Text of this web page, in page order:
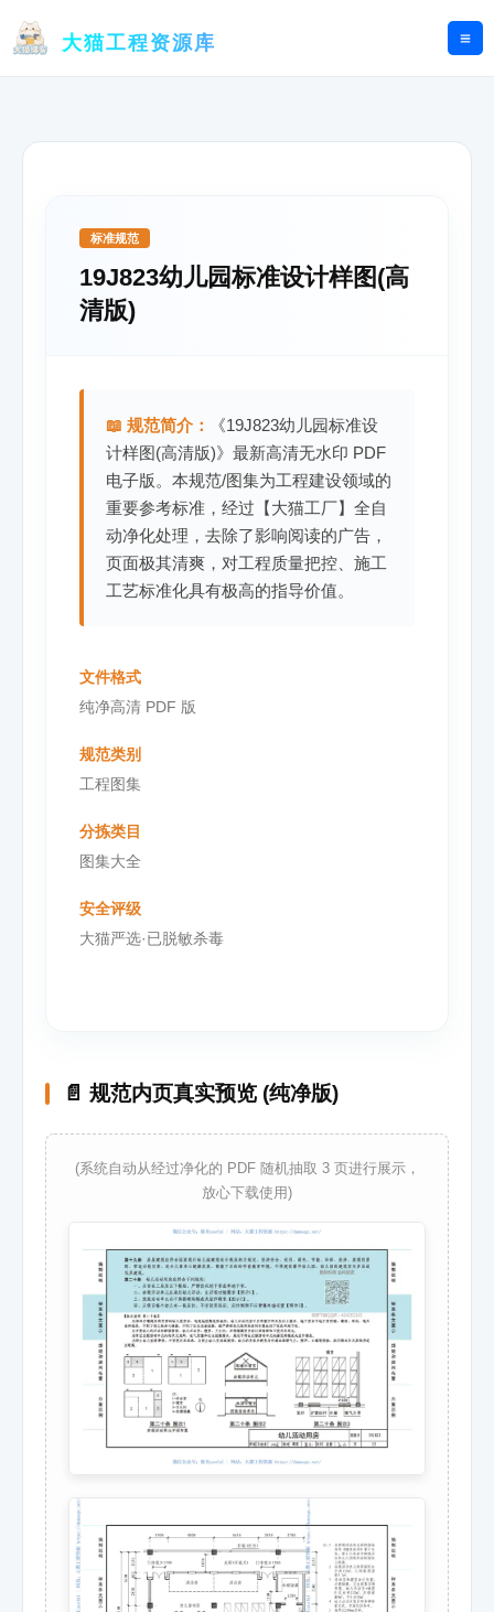
大猫工程资源库
标准规范
19J823幼儿园标准设计样图(高
清版)
📖 规范简介：
《19J823幼儿园标准设
计样图(高清版)》最新高清无水印 PDF
电子版。本规范/图集为工程建设领域的
重要参考标准，经过【大猫工厂】全自
动净化处理，去除了影响阅读的广告，
页面极其清爽，对工程质量把控、施工
工艺标准化具有极高的指导价值。
文件格式
纯净高清 PDF 版
规范类别
工程图集
分拣类目
图集大全
安全评级
大猫严选·已脱敏杀毒
📄 规范内页真实预览 (纯净版)
(系统自动从经过净化的 PDF 随机抽取 3 页进行展示，
放心下载使用)